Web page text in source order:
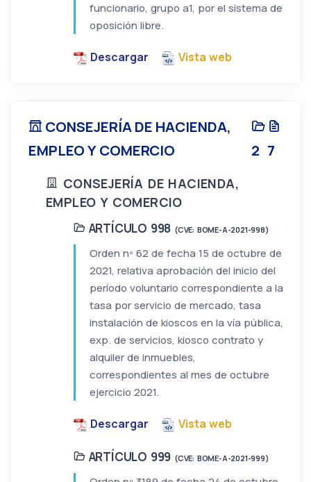
funcionario, grupo a1, por el sistema de
oposición libre.
Descargar Vista web
CONSEJERÍA DE HACIENDA,
EMPLEO Y COMERCIO
2 7
CONSEJERÍA DE HACIENDA,
EMPLEO Y COMERCIO
ARTÍCULO 998 (CVE: BOME-A-2021-998)
Orden nº 62 de fecha 15 de octubre de
2021, relativa aprobación del inicio del
período voluntario correspondiente a la
tasa por servicio de mercado, tasa
instalación de kioscos en la vía pública,
exp. de servicios, kiosco contrato y
alquiler de inmuebles,
correspondientes al mes de octubre
ejercicio 2021.
Descargar Vista web
ARTÍCULO 999 (CVE: BOME-A-2021-999)